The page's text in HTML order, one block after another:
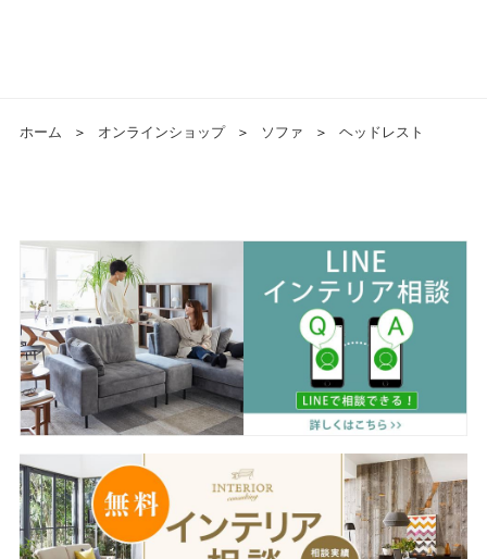
ホーム ＞ オンラインショップ ＞ ソファ ＞ ヘッドレスト